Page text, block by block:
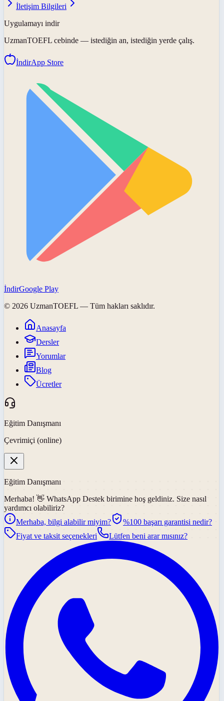
İletişim Bilgileri
Uygulamayı indir
UzmanTOEFL cebinde — istediğin an, istediğin yerde çalış.
İndirApp Store
İndirGoogle Play
© 2026 UzmanTOEFL — Tüm hakları saklıdır.
Anasayfa
Dersler
Yorumlar
Blog
Ücretler
Eğitim Danışmanı
Çevrimiçi (online)
Eğitim Danışmanı
Merhaba! 👋 WhatsApp Destek birimine hoş geldiniz. Size nasıl
yardımcı olabiliriz?
Merhaba, bilgi alabilir miyim?
%100 başarı garantisi nedir?
Fiyat ve taksit seçenekleri
Lütfen beni arar mısınız?